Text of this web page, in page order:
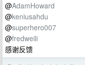
@AdamHoward
@keniusahdu
@superhero007
@fredweili
感谢反馈